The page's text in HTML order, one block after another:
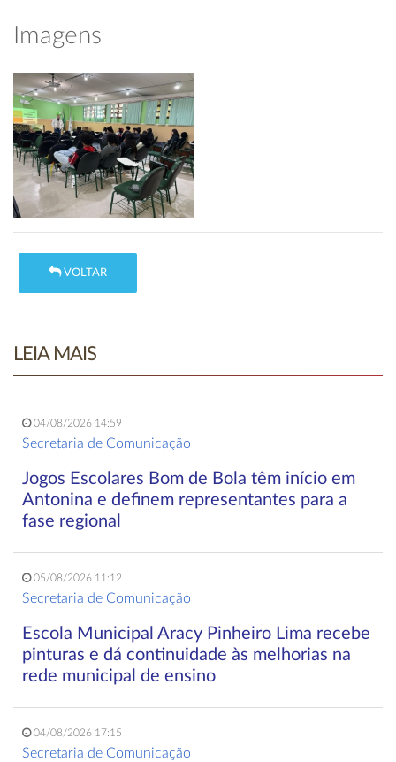
Imagens
VOLTAR
LEIA MAIS
04/08/2026 14:59
Secretaria de Comunicação
Jogos Escolares Bom de Bola têm início em
Antonina e definem representantes para a
fase regional
05/08/2026 11:12
Secretaria de Comunicação
Escola Municipal Aracy Pinheiro Lima recebe
pinturas e dá continuidade às melhorias na
rede municipal de ensino
04/08/2026 17:15
Secretaria de Comunicação